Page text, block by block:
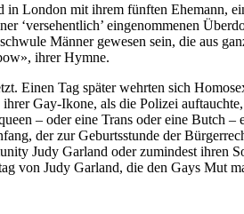
in London mit ihrem fünften Ehemann,
‘versehentlich’ eingenommenen
Männer gewesen sein, die aus
ihrer Hymne.
Einen Tag später wehrten sich
Gay-Ikone, als die Polizei
– oder eine Trans oder eine Butch
der zur Geburtsstunde der
Judy Garland oder zumindest ihren
von Judy Garland, die den Gays Mut